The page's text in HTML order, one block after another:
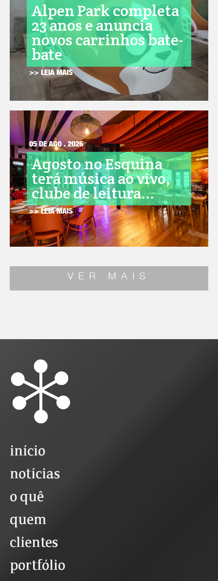
Alpen Park completa
23 anos e anuncia
novos carrinhos bate-
bate
>> LEIA MAIS
05 DE AGO . 2026
Agosto no Esquina
terá música ao vivo,
clube de leitura...
>> LEIA MAIS
VER MAIS
início
notícias
o quê
quem
clientes
portfólio